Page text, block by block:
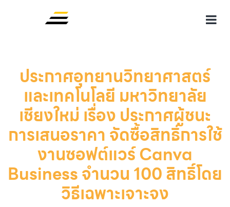
ประกาศอุทยานวิทยาศาสตร์
และเทคโนโลยี มหาวิทยาลัย
เชียงใหม่ เรื่อง ประกาศผู้ชนะ
การเสนอราคา จัดซื้อสิทธิ์การใช้
งานซอฟต์แวร์ Canva
Business จำนวน 100 สิทธิ์โดย
วิธีเฉพาะเจาะจง